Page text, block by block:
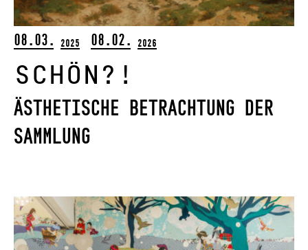
08.03. 2025 08.02. 2026
schön?!
Ästhetische Betrachtung der
Sammlung